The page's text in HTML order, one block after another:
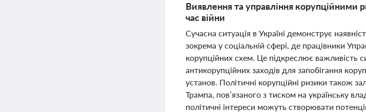
Виявлення та управління корупційними
час війни
Сучасна ситуація в Україні демонструє
зокрема у соціальній сфері, де працівники
корупційних схем. Це підкреслює важливість
антикорупційних заходів для запобігання
установ. Політичні корупційні ризики також
Трампа, пов’язаного з тиском на українську
політичні інтереси можуть створювати